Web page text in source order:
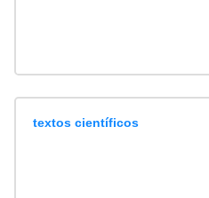
textos científicos